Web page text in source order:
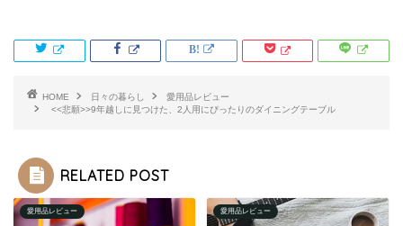
HOME 日々の暮らし
愛用品レビュー
<<悲願>>9年越しに見つけた、2人用にぴったりのダイニングテーブル
RELATED POST
愛用品レビュー 愛用品レビュー